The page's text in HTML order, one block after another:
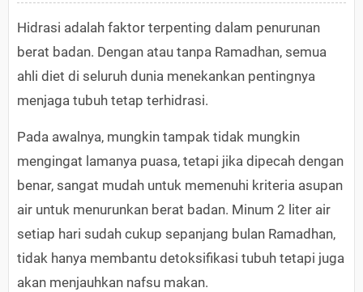
Hidrasi adalah faktor terpenting dalam penurunan
berat badan. Dengan atau tanpa Ramadhan, semua
ahli diet di seluruh dunia menekankan pentingnya
menjaga tubuh tetap terhidrasi.
Pada awalnya, mungkin tampak tidak mungkin
mengingat lamanya puasa, tetapi jika dipecah dengan
benar, sangat mudah untuk memenuhi kriteria asupan
air untuk menurunkan berat badan. Minum 2 liter air
setiap hari sudah cukup sepanjang bulan Ramadhan,
tidak hanya membantu detoksifikasi tubuh tetapi juga
akan menjauhkan nafsu makan.